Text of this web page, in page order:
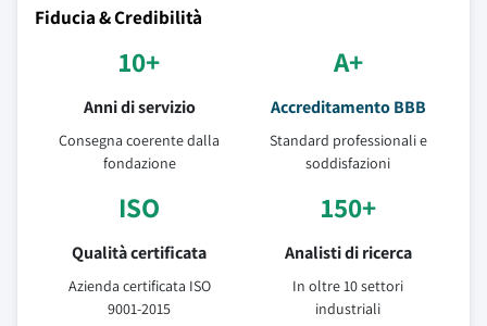
Fiducia & Credibilità
10+
Anni di servizio
Consegna coerente dalla
fondazione
A+
Accreditamento BBB
Standard professionali e
soddisfazioni
ISO
Qualità certificata
Azienda certificata ISO
9001-2015
150+
Analisti di ricerca
In oltre 10 settori
industriali